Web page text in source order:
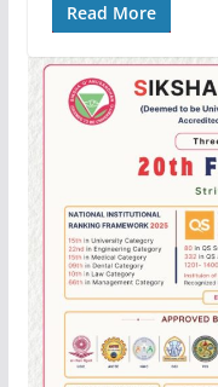
Read More